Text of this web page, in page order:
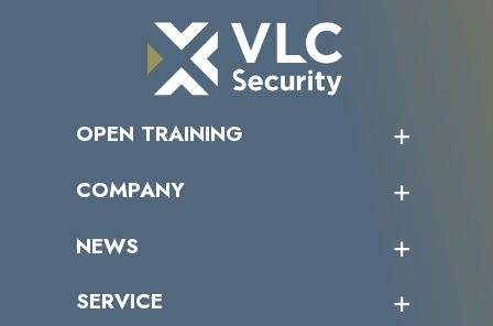
OPEN TRAINING
受講者の声
COMPANY
トップメッセージ
ミッション／ビジョン
NEWS
サイバーニュース
SERVICE